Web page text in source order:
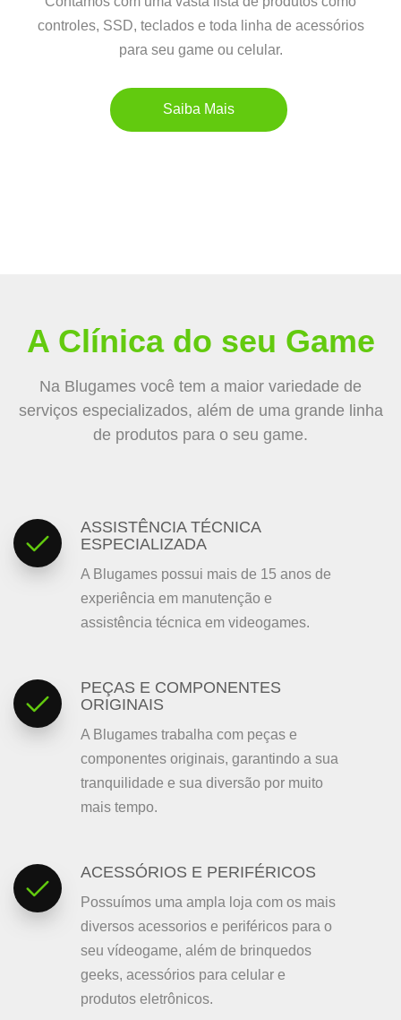
controles, SSD, teclados e toda linha de acessórios
para seu game ou celular.
Saiba Mais
A Clínica do seu Game
Na Blugames você tem a maior variedade de
serviços especializados, além de uma grande linha
de produtos para o seu game.
ASSISTÊNCIA TÉCNICA
ESPECIALIZADA
A Blugames possui mais de 15 anos de
experiência em manutenção e
assistência técnica em videogames.
PEÇAS E COMPONENTES
ORIGINAIS
A Blugames trabalha com peças e
componentes originais, garantindo a sua
tranquilidade e sua diversão por muito
mais tempo.
ACESSÓRIOS E PERIFÉRICOS
Possuímos uma ampla loja com os mais
diversos acessorios e periféricos para o
seu vídeogame, além de brinquedos
geeks, acessórios para celular e
produtos eletrônicos.